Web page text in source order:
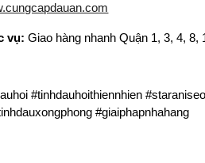
vụ: Giao hàng nhanh Quận 1, 3, 4,
#tinhdauhoithiennhien
#giaiphapnhahang